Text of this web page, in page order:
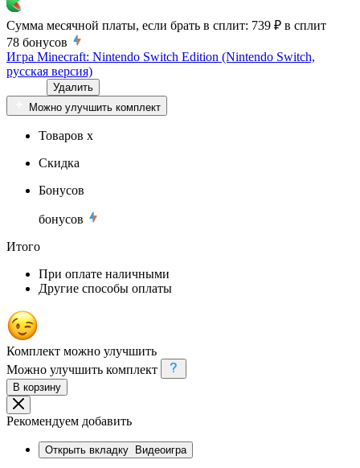
Сумма месячной платы, если брать в сплит: 739 ₽ в сплит
78 бонусов
Игра Minecraft: Nintendo Switch Edition (Nintendo Switch,
русская версия)
Удалить
Можно улучшить комплект
Товаров x
Скидка
Бонусов
бонусов
Итого
При оплате наличными
Другие способы оплаты
Комплект можно улучшить
Можно улучшить комплект
В корзину
Рекомендуем добавить
Открыть вкладку Видеоигра